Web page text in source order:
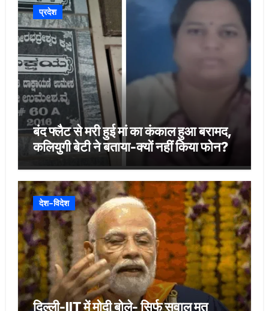
प्रदेश
बंद फ्लैट से मरी हुई मां का कंकाल हुआ बरामद,
कलियुगी बेटी ने बताया-क्यों नहीं किया फोन?
देश-विदेश
दिल्ली-IIT में मोदी बोले- सिर्फ सवाल मत